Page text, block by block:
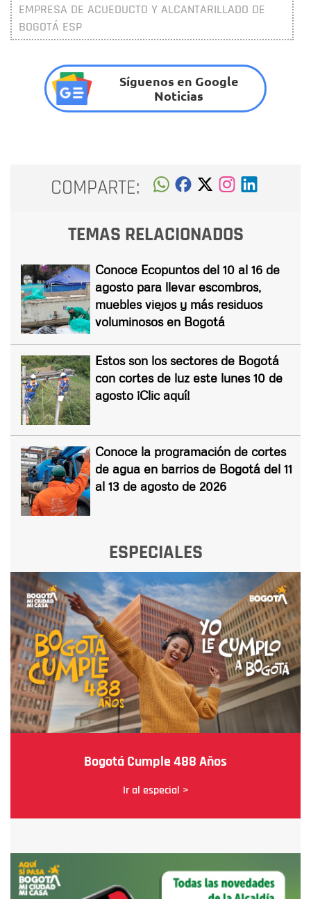
EMPRESA DE ACUEDUCTO Y ALCANTARILLADO DE
BOGOTÁ ESP
Síguenos en Google
Noticias
COMPARTE:
TEMAS RELACIONADOS
Conoce Ecopuntos del 10 al 16 de
agosto para llevar escombros,
muebles viejos y más residuos
voluminosos en Bogotá
Estos son los sectores de Bogotá
con cortes de luz este lunes 10 de
agosto ¡Clic aquí!
Conoce la programación de cortes
de agua en barrios de Bogotá del 11
al 13 de agosto de 2026
ESPECIALES
Bogotá Cumple 488 Años
Ir al especial >